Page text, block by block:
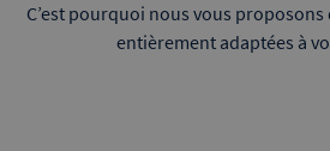
C’est pourquoi nous vous
entièrement adaptées à